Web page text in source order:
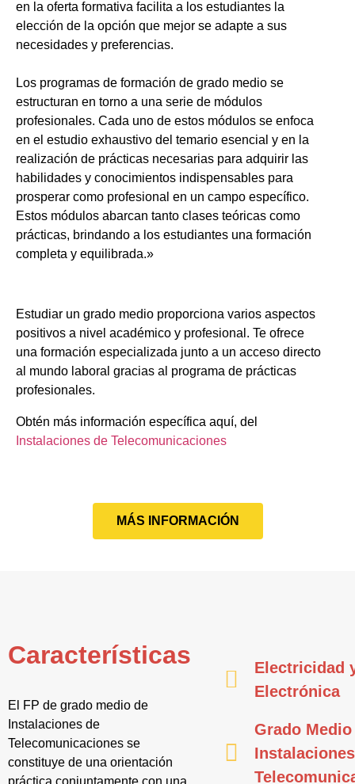
en la oferta formativa facilita a los estudiantes la
elección de la opción que mejor se adapte a sus
necesidades y preferencias.
Los programas de formación de grado medio se
estructuran en torno a una serie de módulos
profesionales. Cada uno de estos módulos se enfoca
en el estudio exhaustivo del temario esencial y en la
realización de prácticas necesarias para adquirir las
habilidades y conocimientos indispensables para
prosperar como profesional en un campo específico.
Estos módulos abarcan tanto clases teóricas como
prácticas, brindando a los estudiantes una formación
completa y equilibrada.»
Estudiar un grado medio proporciona varios aspectos
positivos a nivel académico y profesional. Te ofrece
una formación especializada junto a un acceso directo
al mundo laboral gracias al programa de prácticas
profesionales.
Obtén más información específica aquí, del
Instalaciones de Telecomunicaciones
MÁS INFORMACIÓN
Características
El FP de grado medio de
Instalaciones de
Telecomunicaciones se
constituye de una orientación
práctica conjuntamente con una
Electricidad
Electrónica
Grado Medio